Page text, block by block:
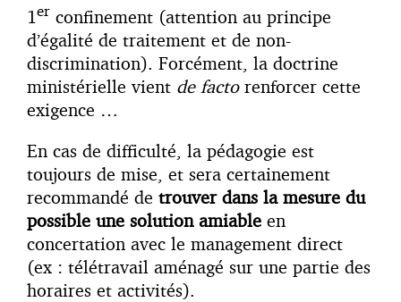
1 er confinement (attention au principe
d’égalité de traitement et de non-
discrimination). Forcément, la doctrine
ministérielle vient de factorenforcer cette
exigence …
En cas de difficulté, la pédagogie est
toujours de mise, et sera certainement
recommandé de trouver dans la mesure du
possible une solution amiable en
concertation avec le management direct
(ex : télétravail aménagé sur une partie des
horaires et activités).